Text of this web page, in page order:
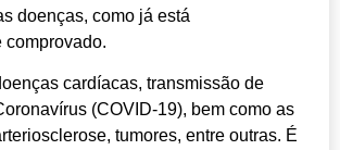
doenças, como já está
comprovado.
cardíacas, transmissão de
(COVID-19), bem como as
tumores, entre outras. É